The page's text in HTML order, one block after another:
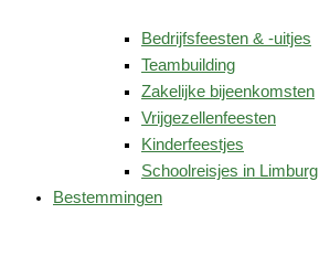
Bedrijfsfeesten & -uitjes
Teambuilding
Zakelijke bijeenkomsten
Vrijgezellenfeesten
Kinderfeestjes
Schoolreisjes in Limburg
Bestemmingen